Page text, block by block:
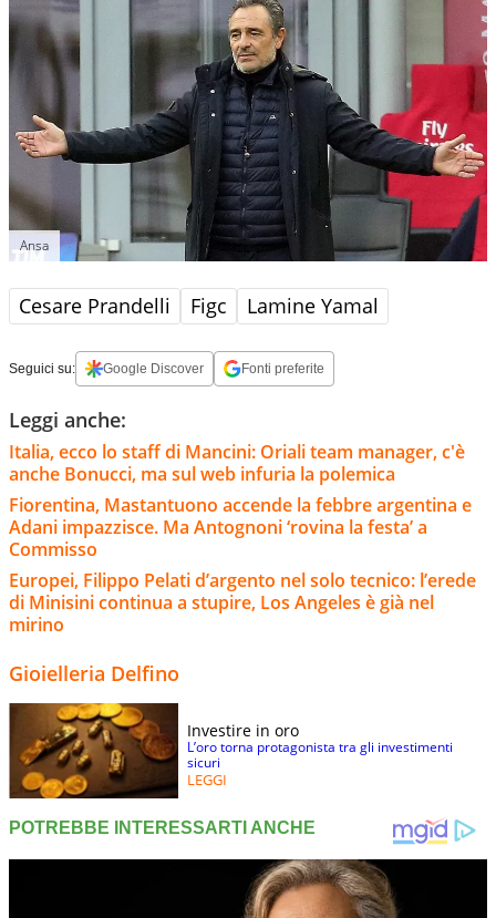
Ansa
Cesare Prandelli Figc Lamine Yamal
Seguici su: Google Discover Fonti preferite
Leggi anche:
Italia, ecco lo staff di Mancini: Oriali team manager, c'è
anche Bonucci, ma sul web infuria la polemica
Fiorentina, Mastantuono accende la febbre argentina e
Adani impazzisce. Ma Antognoni ‘rovina la festa’ a
Commisso
Europei, Filippo Pelati d’argento nel solo tecnico: l’erede
di Minisini continua a stupire, Los Angeles è già nel
mirino
Gioielleria Delfino
Investire in oro
L’oro torna protagonista tra gli investimenti
sicuri
LEGGI